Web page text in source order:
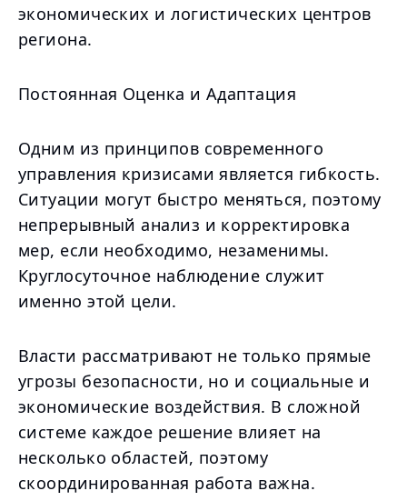
экономических и логистических центров
региона.
Постоянная Оценка и Адаптация
Одним из принципов современного
управления кризисами является гибкость.
Ситуации могут быстро меняться, поэтому
непрерывный анализ и корректировка
мер, если необходимо, незаменимы.
Круглосуточное наблюдение служит
именно этой цели.
Власти рассматривают не только прямые
угрозы безопасности, но и социальные и
экономические воздействия. В сложной
системе каждое решение влияет на
несколько областей, поэтому
скоординированная работа важна.